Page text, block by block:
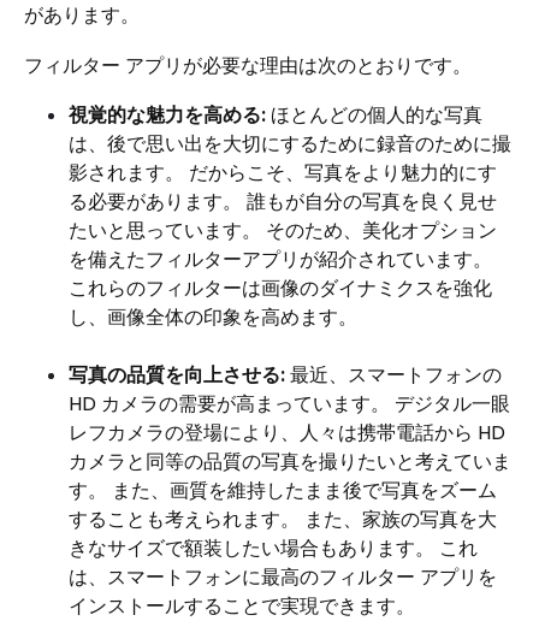
があります。
フィルター アプリが必要な理由は次のとおりです。
視覚的な魅力を高める: ほとんどの個人的な写真
は、後で思い出を大切にするために録音のために撮
影されます。 だからこそ、写真をより魅力的にす
る必要があります。 誰もが自分の写真を良く見せ
たいと思っています。 そのため、美化オプション
を備えたフィルターアプリが紹介されています。
これらのフィルターは画像のダイナミクスを強化
し、画像全体の印象を高めます。
写真の品質を向上させる:最近、スマートフォンの
HD カメラの需要が高まっています。 デジタル一眼
レフカメラの登場により、人々は携帯電話から HD
カメラと同等の品質の写真を撮りたいと考えていま
す。 また、画質を維持したまま後で写真をズーム
することも考えられます。 また、家族の写真を大
きなサイズで額装したい場合もあります。 これ
は、スマートフォンに最高のフィルター アプリを
インストールすることで実現できます。